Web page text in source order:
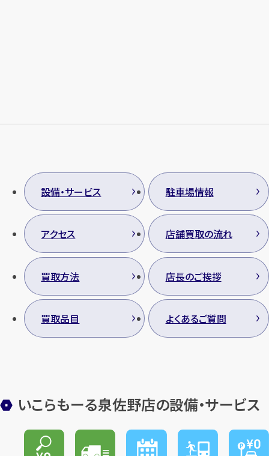
設備・サービス 駐車場情報
アクセス 店舗買取の流れ
買取方法 店長のご挨拶
買取品目 よくあるご質問
いこらもーる泉佐野店の設備・サービス